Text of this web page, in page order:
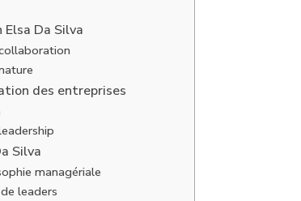
Da Silva
des entreprises
Silva
managériale
leaders